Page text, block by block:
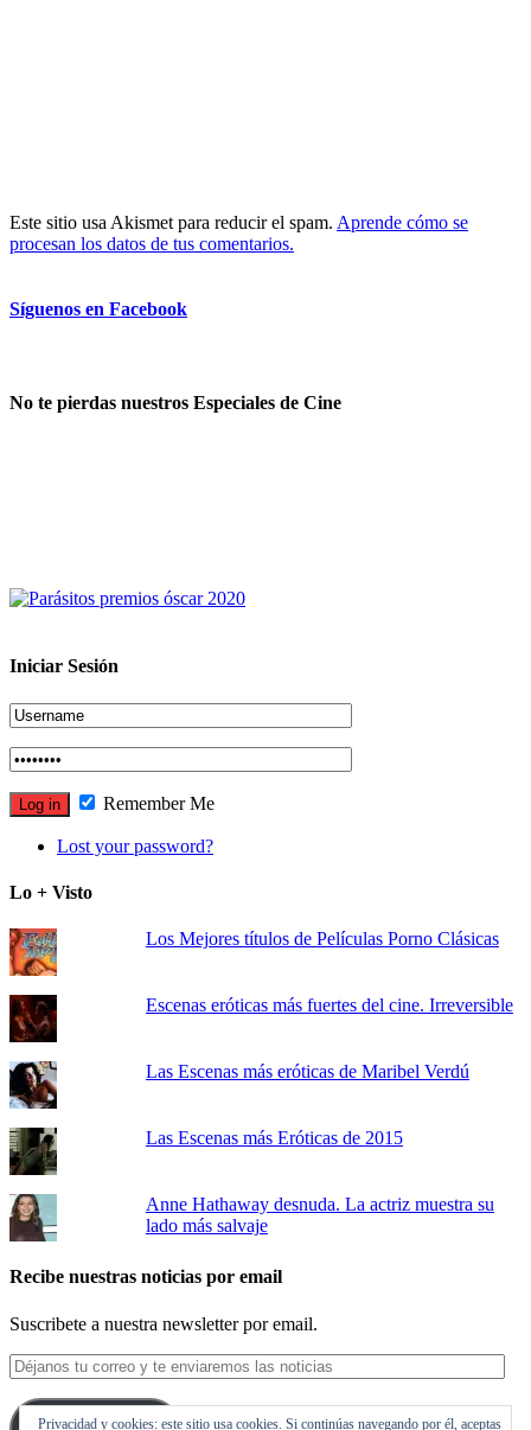
Este sitio usa Akismet para reducir el spam. Aprende cómo se
procesan los datos de tus comentarios.
Síguenos en Facebook
No te pierdas nuestros Especiales de Cine
Iniciar Sesión
Remember Me
Lost your password?
Lo + Visto
Los Mejores títulos de Películas Porno Clásicas
Escenas eróticas más fuertes del cine. Irreversible
Las Escenas más eróticas de Maribel Verdú
Las Escenas más Eróticas de 2015
Anne Hathaway desnuda. La actriz muestra su
lado más salvaje
Recibe nuestras noticias por email
Suscribete a nuestra newsletter por email.
Déjanos
tu
correo
Privacidad y cookies: este sitio usa cookies. Si continúas navegando por él, aceptas